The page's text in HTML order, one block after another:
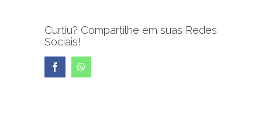
Curtiu? Compartilhe em suas Redes
Sociais!
Facebook